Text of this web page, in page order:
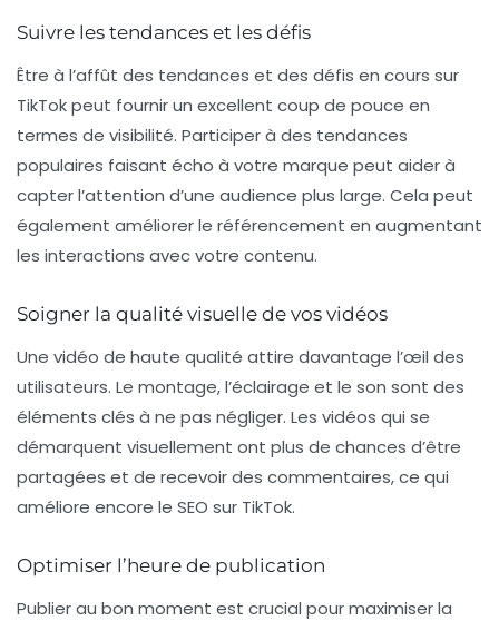
Suivre les tendances et les défis
Être à l’affût des tendances et des défis en cours sur
TikTok peut fournir un excellent coup de pouce en
termes de visibilité. Participer à des tendances
populaires faisant écho à votre marque peut aider à
capter l’attention d’une audience plus large. Cela peut
également améliorer le référencement en augmentant
les interactions avec votre contenu.
Soigner la qualité visuelle de vos vidéos
Une vidéo de haute qualité attire davantage l’œil des
utilisateurs. Le montage, l’éclairage et le son sont des
éléments clés à ne pas négliger. Les vidéos qui se
démarquent visuellement ont plus de chances d’être
partagées et de recevoir des commentaires, ce qui
améliore encore le SEO sur TikTok.
Optimiser l’heure de publication
Publier au bon moment est crucial pour maximiser la